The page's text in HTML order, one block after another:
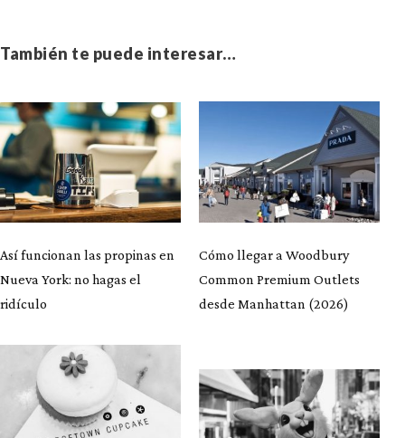
También te puede interesar…
Así funcionan las propinas en
Nueva York: no hagas el
ridículo
Cómo llegar a Woodbury
Common Premium Outlets
desde Manhattan (2026)